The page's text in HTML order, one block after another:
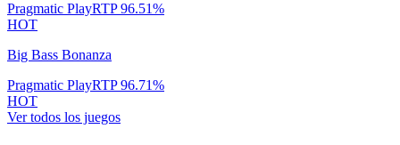
Pragmatic PlayRTP96.51%
HOT
Big Bass Bonanza
Pragmatic PlayRTP96.71%
HOT
Ver todos los juegos